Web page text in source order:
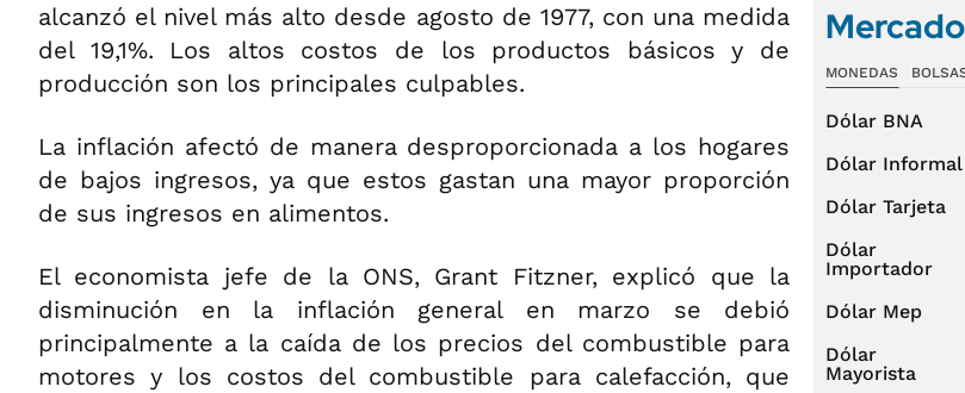
alcanzó el nivel más alto desde agosto de 1977, con una medida
del 19,1%. Los altos costos de los productos básicos y de
producción son los principales culpables.
La inflación afectó de manera desproporcionada a los hogares
de bajos ingresos, ya que estos gastan una mayor proporción
de sus ingresos en alimentos.
El economista jefe de la ONS, Grant Fitzner, explicó que la
disminución en la inflación general en marzo se debió
principalmente a la caída de los precios del combustible para
motores y los costos del combustible para calefacción, que
MONEDAS
Dólar BNA
Dólar Informal
Dólar Tarjeta
Dólar
Importador
Dólar Mep
Dólar
Mayorista